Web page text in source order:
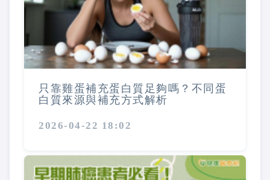
只靠雞蛋補充蛋白質足夠嗎？不同蛋
白質來源與補充方式解析
2026-04-22 18:02